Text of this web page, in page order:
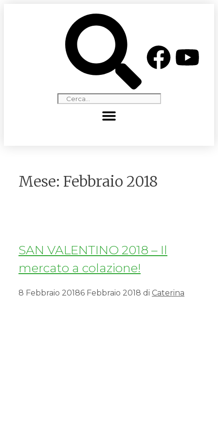
Mese: Febbraio 2018
SAN VALENTINO 2018 – Il
mercato a colazione!
8 Febbraio 20186 Febbraio 2018 di Caterina